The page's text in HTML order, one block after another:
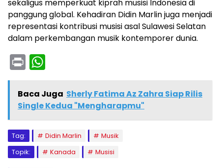
sekaligus memperkuat kiprah musisi Indonesia di
panggung global. Kehadiran Didin Marlin juga menjadi
representasi kontribusi musisi asal Sulawesi Selatan
dalam perkembangan musik kontemporer dunia.
Pr
in
t a
ts
A
p
p
Baca Juga Sherly Fatima Az Zahra Siap Rilis
Single Kedua "Mengharapmu"
Tag: Didin Marlin
Musik
Topik:
Kanada Musisi